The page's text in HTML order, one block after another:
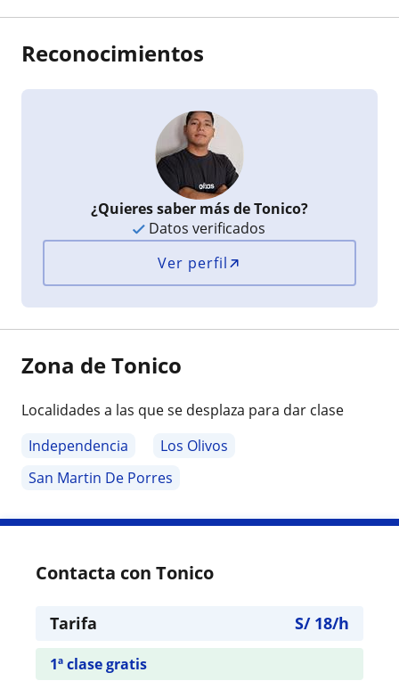
Reconocimientos
¿Quieres saber más de Tonico?
Datos verificados
Ver perfil
Zona de Tonico
Localidades a las que se desplaza para dar clase
Independencia
Los Olivos
San Martin De Porres
Contacta con Tonico
Tarifa S/ 18/h
1ª clase gratis